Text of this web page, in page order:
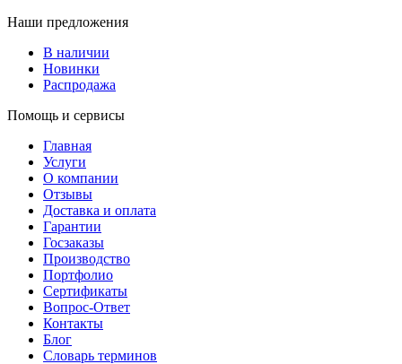
Наши предложения
В наличии
Новинки
Распродажа
Помощь и сервисы
Главная
Услуги
О компании
Отзывы
Доставка и оплата
Гарантии
Госзаказы
Производство
Портфолио
Сертификаты
Вопрос-Ответ
Контакты
Блог
Словарь терминов